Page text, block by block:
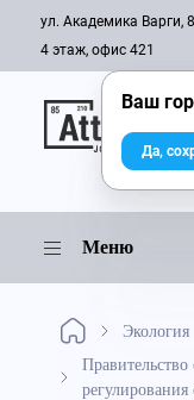
ул. Академика Варги,
4 этаж, офис 421
Меню
Экология
Ваш
Да,